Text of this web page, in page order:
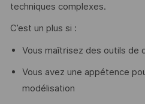
techniques complexes.
C’est un plus si :
Vous maîtrisez des outils de
Vous avez une appétence
modélisation